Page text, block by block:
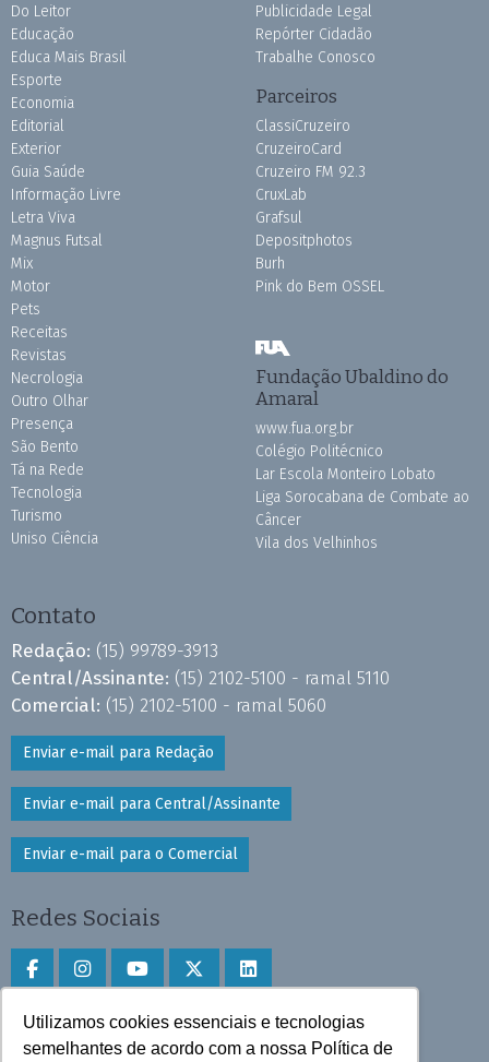
Utilizamos cookies essenciais e tecnologias
semelhantes de acordo com a nossa Política de
Do Leitor
Educação
Educa Mais Brasil
Esporte
Economia
Editorial
Exterior
Guia Saúde
Informação Livre
Letra Viva
Magnus Futsal
Mix
Motor
Pets
Receitas
Revistas
Necrologia
Outro Olhar
Presença
São Bento
Tá na Rede
Tecnologia
Turismo
Uniso Ciência
Publicidade Legal
Repórter Cidadão
Trabalhe Conosco
Parceiros
ClassiCruzeiro
CruzeiroCard
Cruzeiro FM 92.3
CruxLab
Grafsul
Depositphotos
Burh
Pink do Bem OSSEL
Fundação Ubaldino do
Amaral
www.fua.org.br
Colégio Politécnico
Lar Escola Monteiro Lobato
Liga Sorocabana de Combate ao
Câncer
Vila dos Velhinhos
Contato
Redação: (15) 99789-3913
Central/Assinante: (15) 2102-5100 - ramal 5110
Comercial: (15) 2102-5100 - ramal 5060
Enviar e-mail para Redação
Enviar e-mail para Central/Assinante
Enviar e-mail para o Comercial
Redes Sociais
Faça download do aplicativo